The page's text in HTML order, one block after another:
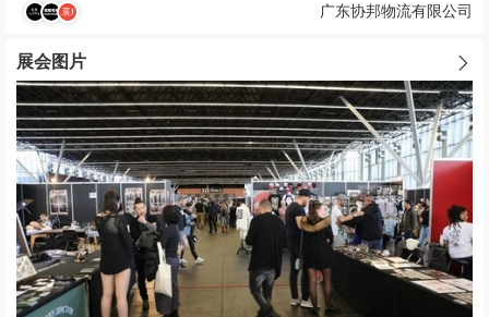
广东协邦物流有限公司
展会图片